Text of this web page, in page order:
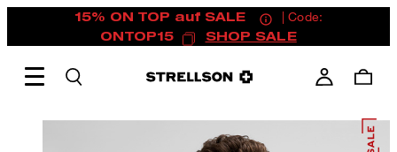
15% ON TOP auf SALE
| Code:
ONTOP15
SHOP SALE